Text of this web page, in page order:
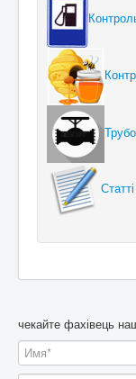
Статті
чекайте фахівець